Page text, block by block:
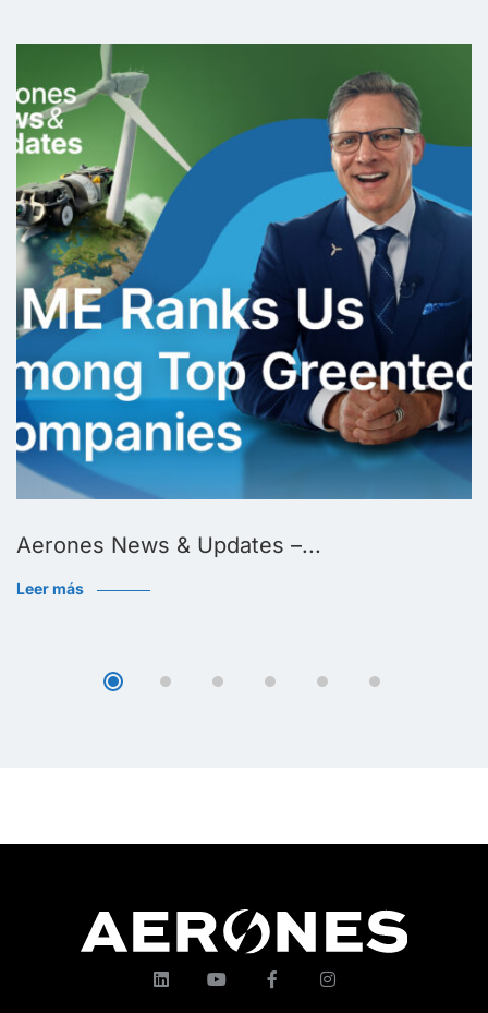
Aerones News & Updates –...
Leer más